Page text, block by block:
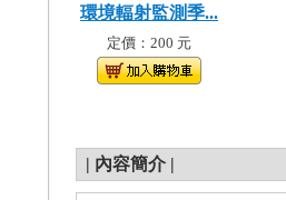
環境輻射監測季...
定價：200 元
| 內容簡介 |